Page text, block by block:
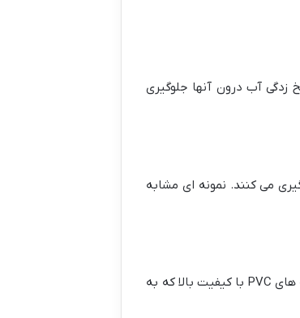
زدگی آب درون آنها جلوگیری
می کنند. نمونه ای مشابه
داشته باشند. برای مثال استفاده از لوله های PVC با کیفیت بالا که به